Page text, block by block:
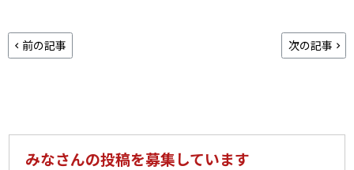
前の記事 次の記事
みなさんの投稿を募集しています